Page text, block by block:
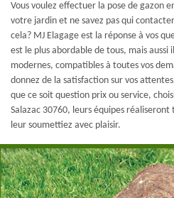
Vous voulez effectuer la pose de gazon
votre jardin et ne savez pas qui
cela? MJ Elagage est la réponse à vos
est le plus abordable de tous, mais aussi
modernes, compatibles à toutes vos
donnez de la satisfaction sur vos
que ce soit question prix ou service,
Salazac 30760, leurs équipes réaliseront
leur soumettiez avec plaisir.